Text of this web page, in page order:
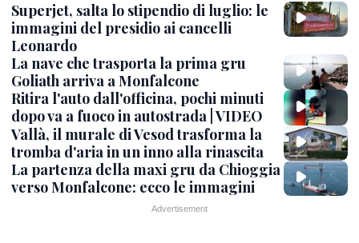
Superjet, salta lo stipendio di luglio: le
immagini del presidio ai cancelli
Leonardo
La nave che trasporta la prima gru
Goliath arriva a Monfalcone
Ritira l'auto dall'officina, pochi minuti
dopo va a fuoco in autostrada | VIDEO
Vallà, il murale di Vesod trasforma la
tromba d'aria in un inno alla rinascita
La partenza della maxi gru da Chioggia
verso Monfalcone: ecco le immagini